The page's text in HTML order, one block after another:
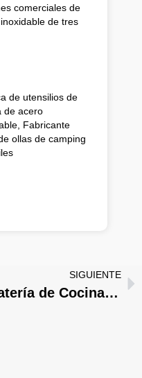
comerciales de
de tres
de utensilios de
de acero
Fabricante
ollas de camping
SIGUIENTE
Batería de Cocina de Acero Inoxidable de 3 capas vs 5 capas: ¿Cuál es la más adecuada para usted?